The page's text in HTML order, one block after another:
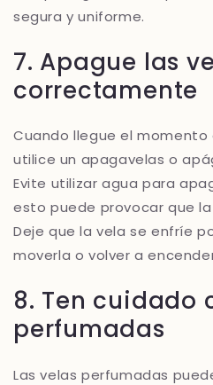
segura y uniforme.
7. Apague las
correctamente
Cuando llegue el momento
utilice un apagavelas o
Evite utilizar agua para
esto puede provocar que
Deje que la vela se enfríe
moverla o volver a
8. Ten cuidado
perfumadas
Las velas perfumadas